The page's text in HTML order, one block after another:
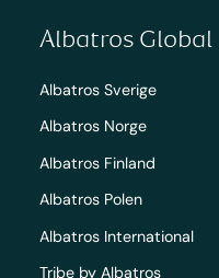
Albatros Global
Albatros Sverige
Albatros Norge
Albatros Finland
Albatros Polen
Albatros International
Tribe by Albatros